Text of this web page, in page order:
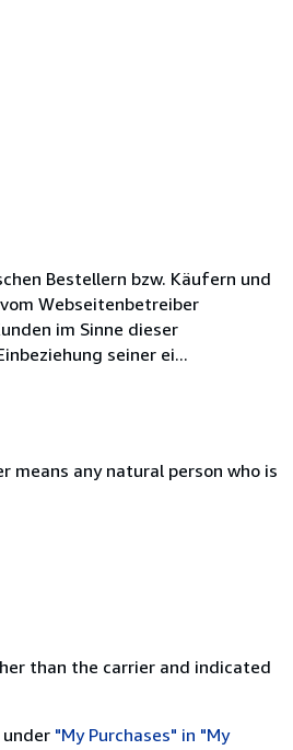
Bestellern bzw. Käufern und
vom Webseitenbetreiber
im Sinne dieser
seiner ei...
any natural person who is
than the carrier and indicated
"My Purchases" in "My